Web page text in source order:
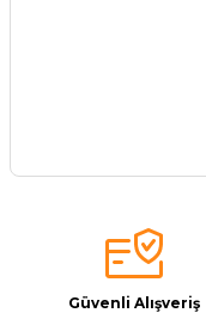
Güvenli Alışveriş